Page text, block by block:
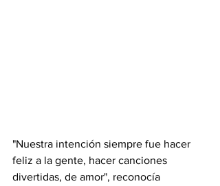
"Nuestra intención siempre fue hacer
feliz a la gente, hacer canciones
divertidas, de amor", reconocía